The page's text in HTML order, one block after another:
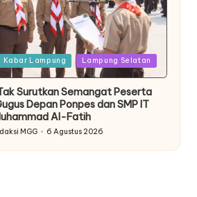
Kabar Lampung Lampung Selatan
Surutkan Semangat Peserta
Depan Ponpes dan SMP IT
Al-Fatih
MGG 6 Agustus 2026